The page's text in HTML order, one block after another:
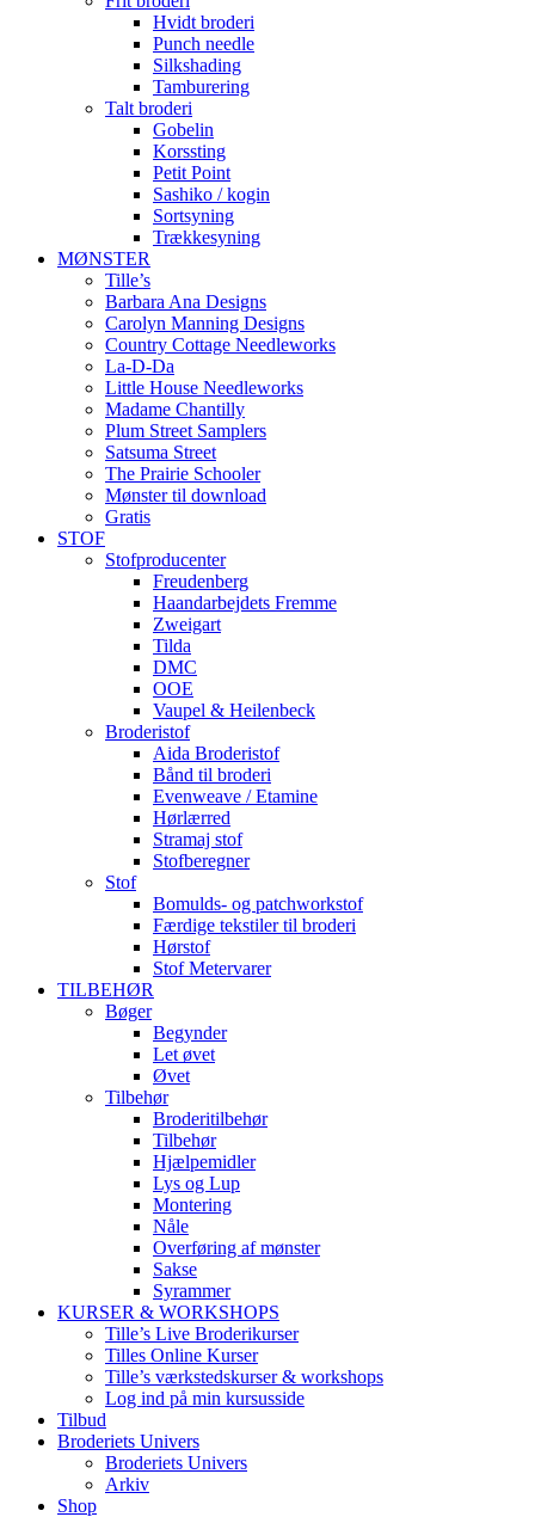
Hvidt broderi
Punch needle
Silkshading
Tamburering
Talt broderi
Gobelin
Korssting
Petit Point
Sashiko / kogin
Sortsyning
Trækkesyning
MØNSTER
Tille’s
Barbara Ana Designs
Carolyn Manning Designs
Country Cottage Needleworks
La-D-Da
Little House Needleworks
Madame Chantilly
Plum Street Samplers
Satsuma Street
The Prairie Schooler
Mønster til download
Gratis
STOF
Stofproducenter
Freudenberg
Haandarbejdets Fremme
Zweigart
Tilda
DMC
OOE
Vaupel & Heilenbeck
Broderistof
Aida Broderistof
Bånd til broderi
Evenweave / Etamine
Hørlærred
Stramaj stof
Stofberegner
Stof
Bomulds- og patchworkstof
Færdige tekstiler til broderi
Hørstof
Stof Metervarer
TILBEHØR
Bøger
Begynder
Let øvet
Øvet
Tilbehør
Broderitilbehør
Tilbehør
Hjælpemidler
Lys og Lup
Montering
Nåle
Overføring af mønster
Sakse
Syrammer
KURSER & WORKSHOPS
Tille’s Live Broderikurser
Tilles Online Kurser
Tille’s værkstedskurser & workshops
Log ind på min kursusside
Tilbud
Broderiets Univers
Broderiets Univers
Arkiv
Shop